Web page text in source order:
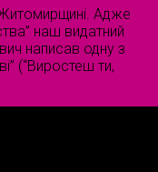
Адже
наш видатний
написав одну з
(“Виростеш ти,